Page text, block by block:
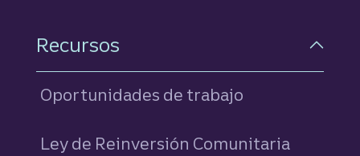
Recursos
Oportunidades de trabajo
Ley de Reinversión Comunitaria